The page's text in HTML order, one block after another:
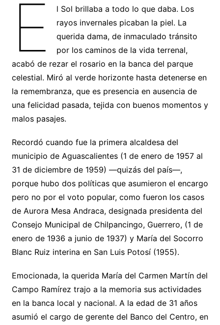
E
l Sol brillaba a todo lo que daba. Los
rayos invernales picaban la piel. La
querida dama, de inmaculado tránsito
por los caminos de la vida terrenal,
acabó de rezar el rosario en la banca del parque
celestial. Miró al verde horizonte hasta detenerse en
la remembranza, que es presencia en ausencia de
una felicidad pasada, tejida con buenos momentos y
malos pasajes.
Recordó cuando fue la primera alcaldesa del
municipio de Aguascalientes (1 de enero de 1957 al
31 de diciembre de 1959) —quizás del país—,
porque hubo dos políticas que asumieron el encargo
pero no por el voto popular, como fueron los casos
de Aurora Mesa Andraca, designada presidenta del
Consejo Municipal de Chilpancingo, Guerrero, (1 de
enero de 1936 a junio de 1937) y María del Socorro
Blanc Ruiz interina en San Luis Potosí (1955).
Emocionada, la querida María del Carmen Martín del
Campo Ramírez trajo a la memoria sus actividades
en la banca local y nacional. A la edad de 31 años
asumió el cargo de gerente del Banco del Centro, en